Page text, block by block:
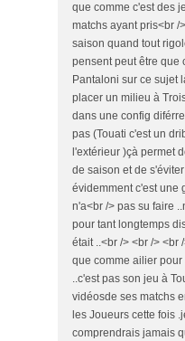
que comme c'est des
matchs ayant pris<br /
saison quand tout
pensent peut être que
Pantaloni sur ce sujet
placer un milieu à
dans une config
pas (Touati c'est un
l'extérieur )çà permet
de saison et de
évidemment c'est une
n'a<br /> pas su faire
pour tant longtemps
était ..<br /> <br />
que comme ailier
..c'est pas son jeu à
vidéosde ses matchs
les Joueurs cette fois
comprendrais jamais